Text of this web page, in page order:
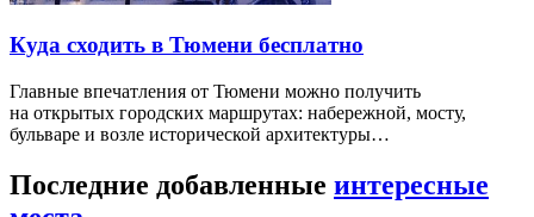
Куда сходить в Тюмени бесплатно
Главные впечатления от Тюмени можно получить
на открытых городских маршрутах: набережной, мосту,
бульваре и возле исторической архитектуры…
Последние добавленные интересные